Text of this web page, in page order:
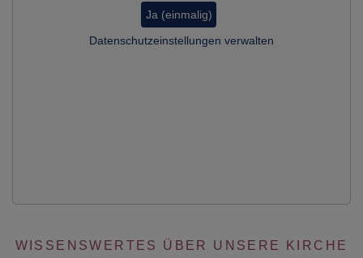
Ja (einmalig)
Datenschutzeinstellungen verwalten
WISSENSWERTES ÜBER UNSERE KIRCHE